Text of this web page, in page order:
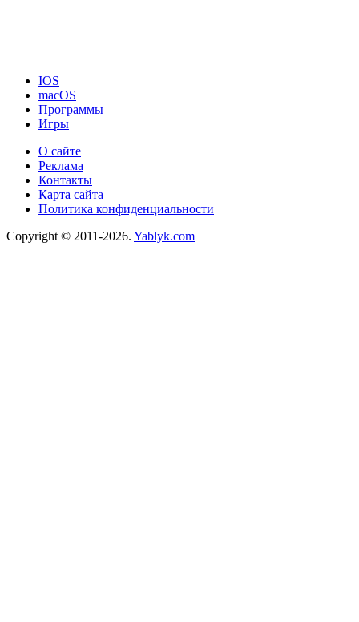
IOS
macOS
Программы
Игры
О сайте
Реклама
Контакты
Карта сайта
Политика конфиденциальности
Copyright © 2011-2026. Yablyk.сom